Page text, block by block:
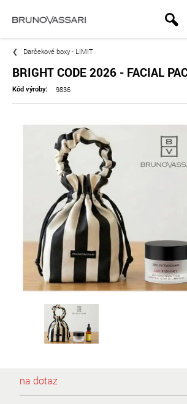
Darčekové boxy - LIMIT
BRIGHT CODE 2026 - FACIAL
Kód výroby: 9836
na dotaz